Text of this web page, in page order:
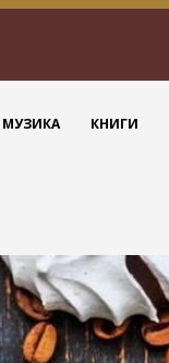
МУЗИКА КНИГИ